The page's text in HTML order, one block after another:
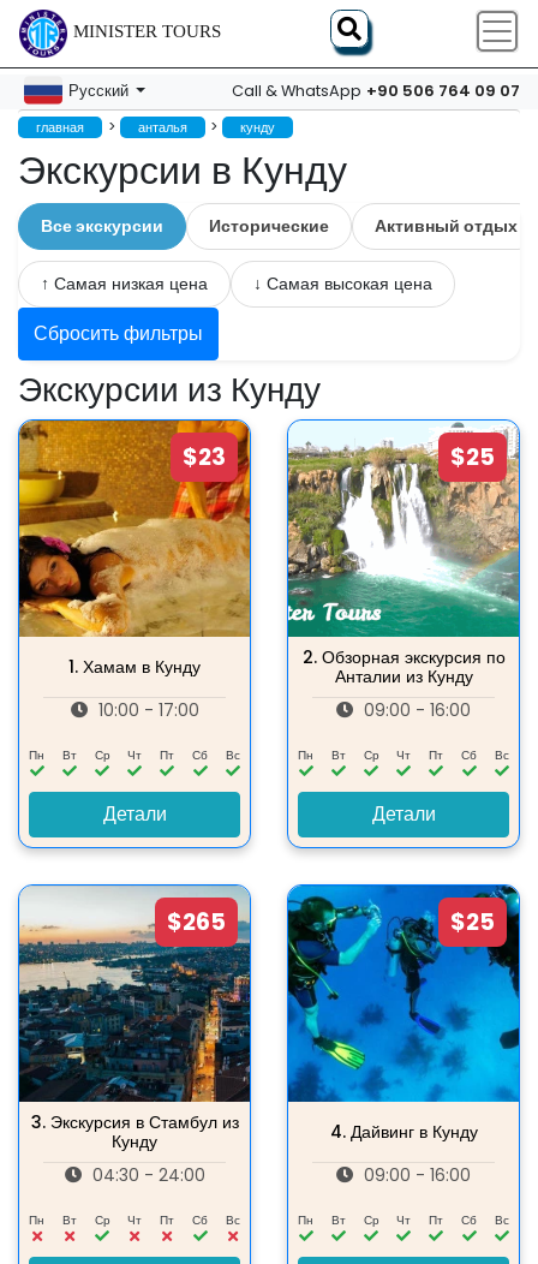
MINISTER TOURS
Русский Call & WhatsApp +90 506 764 09 07
главная > анталья > кунду
Экскурсии в Кунду
Все экскурсии Исторические Активный отдых
↑ Самая низкая цена ↓ Самая высокая цена
Сбросить фильтры
Экскурсии из Кунду
$23
1. Хамам в Кунду
10:00 - 17:00
Пн Вт Ср Чт Пт Сб Вс
Детали
$25
2. Обзорная экскурсия по
Анталии из Кунду
09:00 - 16:00
Пн Вт Ср Чт Пт Сб Вс
Детали
$265
3. Экскурсия в Стамбул из
Кунду
04:30 - 24:00
Пн Вт Ср Чт Пт Сб Вс
$25
4. Дайвинг в Кунду
09:00 - 16:00
Пн Вт Ср Чт Пт Сб Вс